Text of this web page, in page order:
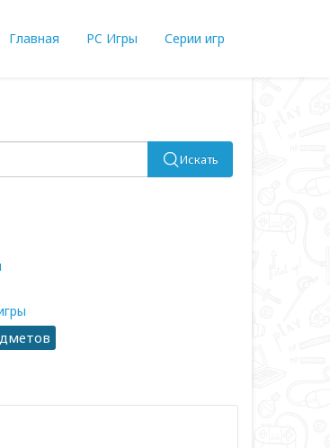
Главная PC Игры Серии игр
Искать